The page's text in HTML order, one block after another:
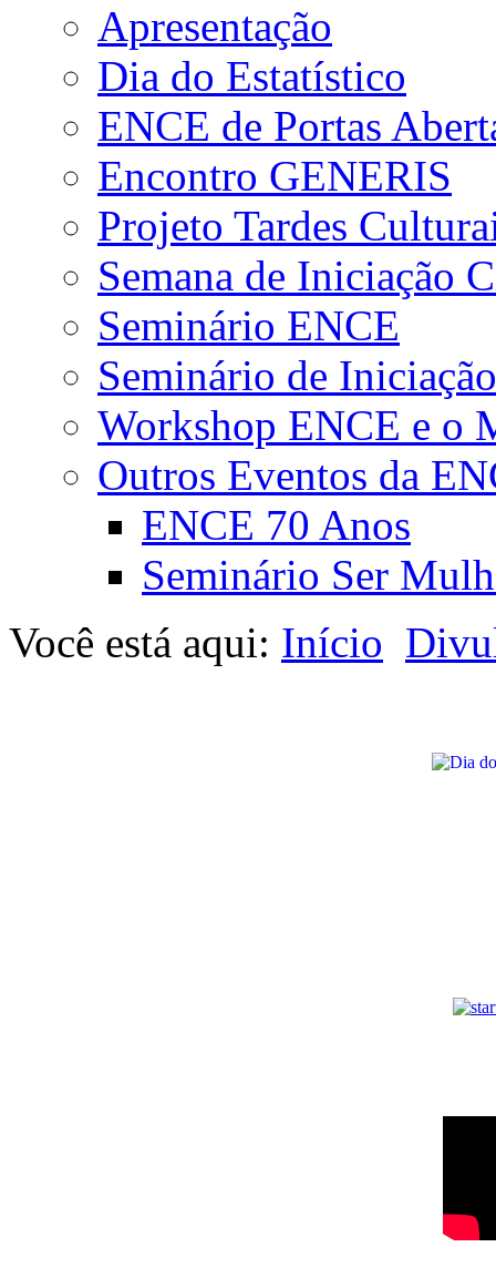
Apresentação
Dia do Estatístico
ENCE de Portas
Encontro GENERIS
Projeto Tardes
Semana de Iniciação
Seminário ENCE
Seminário de
Workshop ENCE e o
Outros Eventos da
ENCE 70 Anos
Seminário Ser
Você está aqui: Início